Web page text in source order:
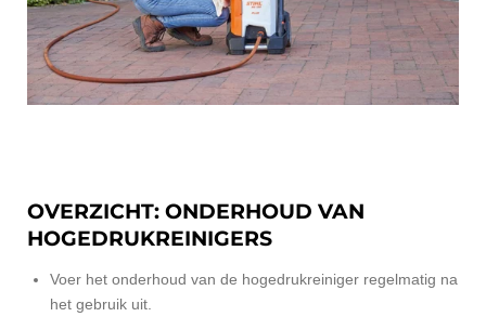
OVERZICHT: ONDERHOUD VAN
HOGEDRUKREINIGERS
Voer het onderhoud van de hogedrukreiniger regelmatig na
het gebruik uit.